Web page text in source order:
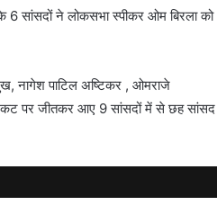
6 सांसदों ने लोकसभा स्पीकर ओम बिरला को
नागेश पाटिल अष्टिकर , ओमराजे
पर जीतकर आए 9 सांसदों में से छह सांसद